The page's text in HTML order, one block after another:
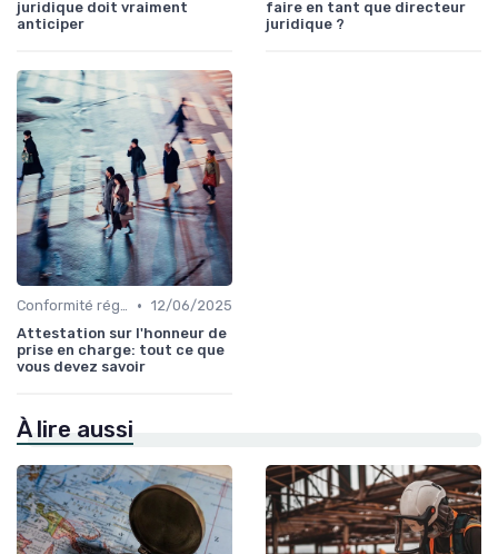
juridique doit vraiment
anticiper
faire en tant que directeur
juridique ?
Conformité réglementaire • 12/06/2025
Attestation sur l'honneur de
prise en charge: tout ce que
vous devez savoir
À lire aussi